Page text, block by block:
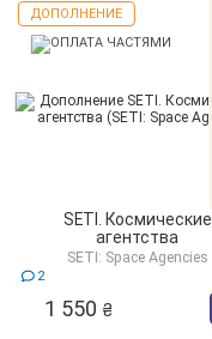
SETI. Космические
агентства
SETI: Space Agencies
ДОПОЛНЕНИЕ
2
1 550 ₴